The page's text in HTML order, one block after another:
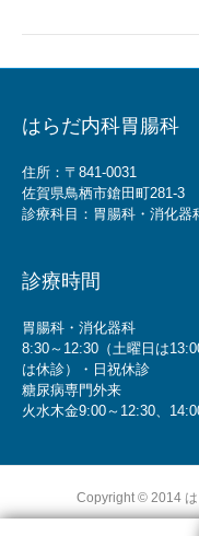
はらだ内科胃腸科
住所：〒841-0031
佐賀県鳥栖市鎗田町281-3
診療科目：胃腸科・消化器
診療時間
胃腸科・消化器科
8:30～12:30（土曜日は
は休診）・日祝休診
糖尿病専門外来
火水木金9:00～12:30、
Copyright © 2014